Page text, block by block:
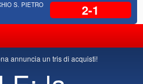
S. PIETRO 2-1
annuncia un tris di acquisti!